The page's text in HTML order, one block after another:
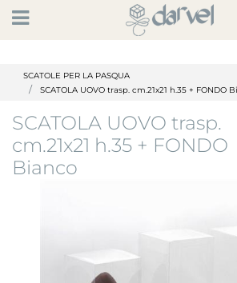
Open
SCATOLE PER LA PASQUA
SCATOLA UOVO trasp. cm.21x21 h.35 + FONDO
SCATOLA UOVO trasp.
cm.21x21 h.35 + FONDO
Bianco